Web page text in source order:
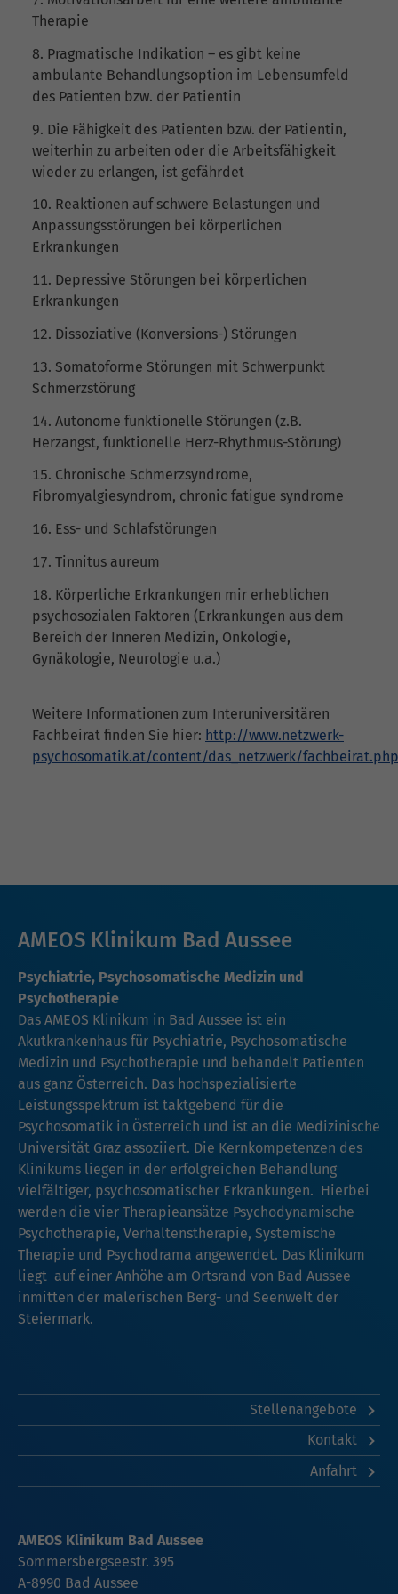
Therapie
Pragmatische Indikation – es gibt keine
ambulante Behandlungsoption im Lebensumfeld
des Patienten bzw. der Patientin
Die Fähigkeit des Patienten bzw. der Patientin,
weiterhin zu arbeiten oder die Arbeitsfähigkeit
wieder zu erlangen, ist gefährdet
Reaktionen auf schwere Belastungen und
Anpassungsstörungen bei körperlichen
Erkrankungen
Depressive Störungen bei körperlichen
Erkrankungen
Dissoziative (Konversions-) Störungen
Somatoforme Störungen mit Schwerpunkt
Schmerzstörung
Autonome funktionelle Störungen (z.B.
Herzangst, funktionelle Herz-Rhythmus-Störung)
Chronische Schmerzsyndrome,
Fibromyalgiesyndrom, chronic fatigue syndrome
Ess- und Schlafstörungen
Tinnitus aureum
Körperliche Erkrankungen mir erheblichen
psychosozialen Faktoren (Erkrankungen aus dem
Bereich der Inneren Medizin, Onkologie,
Gynäkologie, Neurologie u.a.)
Weitere Informationen zum Interuniversitären
Fachbeirat finden Sie hier: http://www.netzwerk-
psychosomatik.at/content/das_netzwerk/fachbeirat.php
AMEOS Klinikum Bad Aussee
Psychiatrie, Psychosomatische Medizin und
Psychotherapie
Das AMEOS Klinikum in Bad Aussee ist ein
Akutkrankenhaus für Psychiatrie, Psychosomatische
Medizin und Psychotherapie und behandelt Patienten
aus ganz Österreich. Das hochspezialisierte
Leistungsspektrum ist taktgebend für die
Psychosomatik in Österreich und ist an die Medizinische
Universität Graz assoziiert. Die Kernkompetenzen des
Klinikums liegen in der erfolgreichen Behandlung
vielfältiger, psychosomatischer Erkrankungen. Hierbei
werden die vier Therapieansätze Psychodynamische
Psychotherapie, Verhaltenstherapie, Systemische
Therapie und Psychodrama angewendet. Das Klinikum
liegt auf einer Anhöhe am Ortsrand von Bad Aussee
inmitten der malerischen Berg- und Seenwelt der
Steiermark.
Stellenangebote
Kontakt
Anfahrt
AMEOS Klinikum Bad Aussee
Sommersbergseestr. 395
A-8990 Bad Aussee